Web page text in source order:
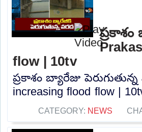
ప్రకాశం
flow | 10tv
ప్రకాశం బ్యారేజు
increasing flood flow |
CATEGORY: NEWS